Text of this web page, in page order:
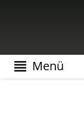
Menü